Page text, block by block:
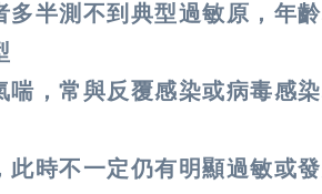
半測不到典型過敏原，年
，常與反覆感染或病毒感
時不一定仍有明顯過敏或